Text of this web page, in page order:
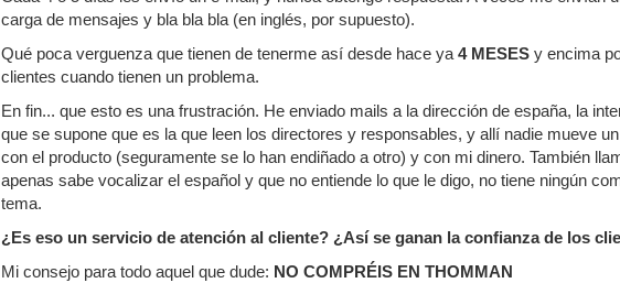
carga de mensajes y bla bla bla (en inglés, por supuesto).
Qué poca verguenza que tienen de tenerme así desde hace ya 4 MESES y encima
clientes cuando tienen un problema.
En fin... que esto es una frustración. He enviado mails a la dirección de españa, la
que se supone que es la que leen los directores y responsables, y allí nadie mueve
con el producto (seguramente se lo han endiñado a otro) y con mi dinero. También
apenas sabe vocalizar el español y que no entiende lo que le digo, no tiene ningún
tema.
¿Es eso un servicio de atención al cliente? ¿Así se ganan la confianza de los
Mi consejo para todo aquel que dude: NO COMPRÉIS EN THOMMAN